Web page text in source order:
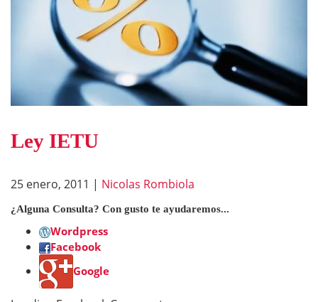
Ley IETU
25 enero, 2011 | Nicolas Rombiola
¿Alguna Consulta? Con gusto te ayudaremos...
Wordpress
Facebook
Google